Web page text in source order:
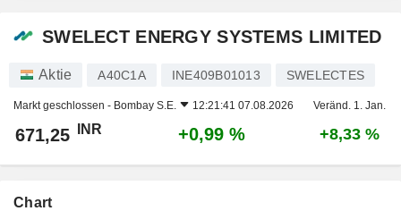
SWELECT ENERGY SYSTEMS LIMITED
Aktie A40C1A INE409B01013 SWELECTES
Markt geschlossen - Bombay S.E. 12:21:41 07.08.2026 Veränd. 1. Jan.
671,25 INR +0,99 % +8,33 %
Chart